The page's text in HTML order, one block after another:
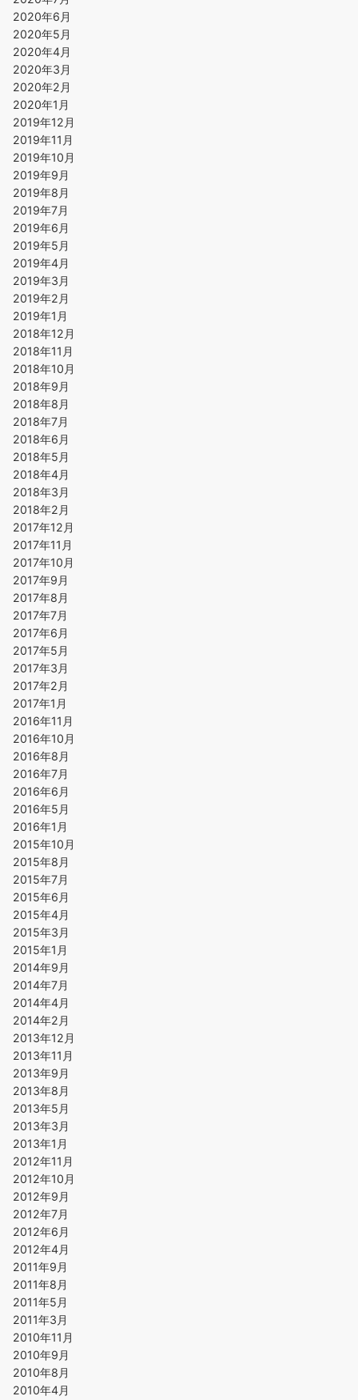
2020年6月
2020年5月
2020年4月
2020年3月
2020年2月
2020年1月
2019年12月
2019年11月
2019年10月
2019年9月
2019年8月
2019年7月
2019年6月
2019年5月
2019年4月
2019年3月
2019年2月
2019年1月
2018年12月
2018年11月
2018年10月
2018年9月
2018年8月
2018年7月
2018年6月
2018年5月
2018年4月
2018年3月
2018年2月
2017年12月
2017年11月
2017年10月
2017年9月
2017年8月
2017年7月
2017年6月
2017年5月
2017年3月
2017年2月
2017年1月
2016年11月
2016年10月
2016年8月
2016年7月
2016年6月
2016年5月
2016年1月
2015年10月
2015年8月
2015年7月
2015年6月
2015年4月
2015年3月
2015年1月
2014年9月
2014年7月
2014年4月
2014年2月
2013年12月
2013年11月
2013年9月
2013年8月
2013年5月
2013年3月
2013年1月
2012年11月
2012年10月
2012年9月
2012年7月
2012年6月
2012年4月
2011年9月
2011年8月
2011年5月
2011年3月
2010年11月
2010年9月
2010年8月
2010年4月